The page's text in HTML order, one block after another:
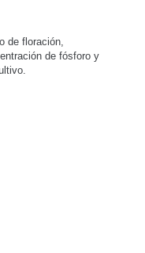
de floración,
de fósforo y